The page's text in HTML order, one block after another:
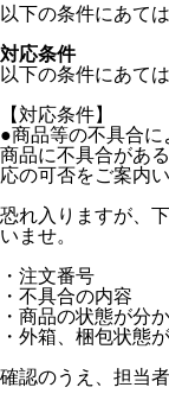
以下の条件にあて
対応条件
以下の条件にあて
【対応条件】
●商品等の不具合に
商品に不具合があ
応の可否をご案内
恐れ入りますが、
いませ。
・注文番号
・不具合の内容
・商品の状態が分
・外箱、梱包状態
確認のうえ、担当